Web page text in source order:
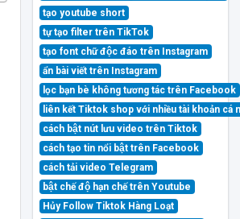
tạo youtube short
tự tạo filter trên TikTok
tạo font chữ độc đáo trên Instagram
ẩn bài viết trên Instagram
lọc bạn bè không tương tác trên Facebook
liên kết Tiktok shop với nhiều tài khoản cá
cách bật nút lưu video trên Tiktok
cách tạo tin nổi bật trên Facebook
cách tải video Telegram
bật chế độ hạn chế trên Youtube
Hủy Follow Tiktok Hàng Loạt